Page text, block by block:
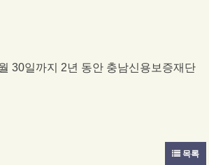
30일까지 2년 동안 충남신용보증재단
목록